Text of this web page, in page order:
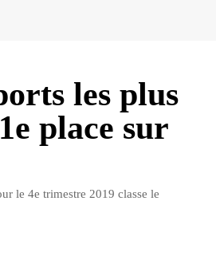
les plus
place sur
le 4e trimestre 2019 classe le